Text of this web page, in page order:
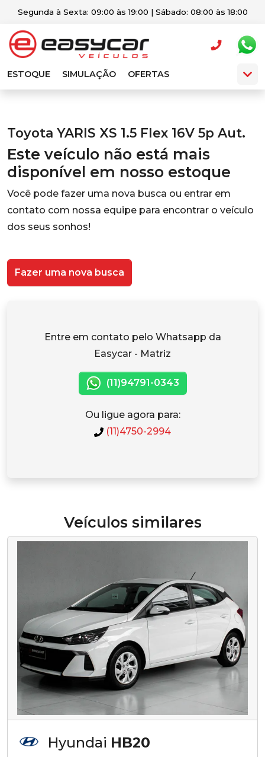
Segunda à Sexta: 09:00 às 19:00 | Sábado: 08:00 às 18:00
ESTOQUE SIMULAÇÃO OFERTAS
Toyota YARIS XS 1.5 Flex 16V 5p Aut.
Este veículo não está mais
disponível em nosso estoque
Você pode fazer uma nova busca ou entrar em
contato com nossa equipe para encontrar o veículo
dos seus sonhos!
Fazer uma nova busca
Entre em contato pelo Whatsapp da
Easycar - Matriz
(11)94791-0343
Ou ligue agora para:
(11)4750-2994
Veículos similares
Hyundai HB20